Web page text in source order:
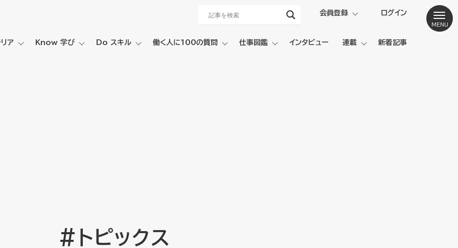
会員登録 ログイン
ア Know 学び Do スキル 働く人に100の質問 仕事図鑑 インタビュー 連載 新着記事
#トピックス